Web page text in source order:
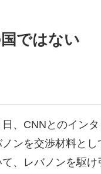
ではない
、CNNとのイン
ンを交渉材料と
、レバノンを駆け